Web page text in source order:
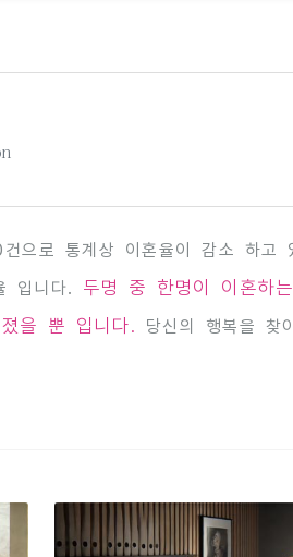
통계상 이혼율이 감소 하고
입니다. 두명 중 한명이 이혼하
을 뿐 입니다.
당신의 행복을 찾